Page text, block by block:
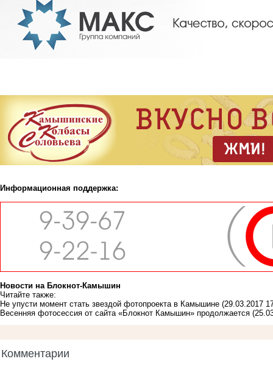
Информационная поддержка:
Новости на Блoкнoт-Камышин
Читайте также:
Не упусти момент стать звездой фотопроекта в Камышине (29.03.2017
Весенняя фотосессия от сайта «Блокнот Камышин» продолжается
Комментарии